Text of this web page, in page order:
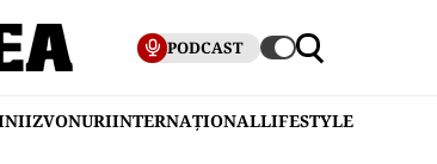
PODCAST
ZVONURIINTERNAȚIONALLIFESTYLE